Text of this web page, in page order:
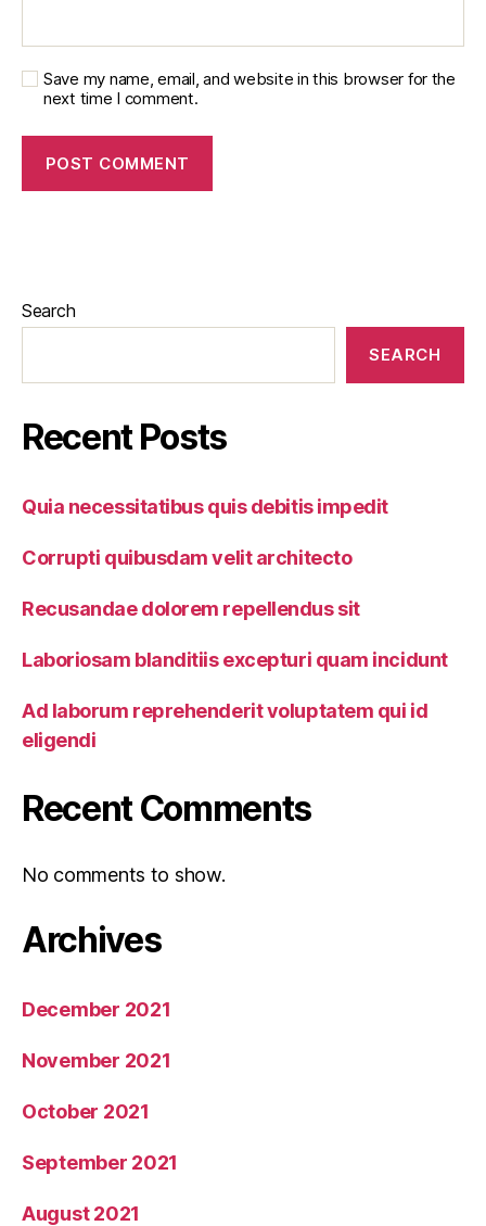
Save my name, email, and website in this browser for the
next time I comment.
Search
SEARCH
Recent Posts
Quia necessitatibus quis debitis impedit
Corrupti quibusdam velit architecto
Recusandae dolorem repellendus sit
Laboriosam blanditiis excepturi quam incidunt
Ad laborum reprehenderit voluptatem qui id
eligendi
Recent Comments
No comments to show.
Archives
December 2021
November 2021
October 2021
September 2021
August 2021